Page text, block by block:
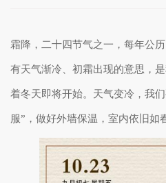
霜降，二十四节气之一，每年公历
有天气渐冷、初霜出现的意思，
着冬天即将开始。 天气变冷，我
服”，做好外墙保温，室内依旧如